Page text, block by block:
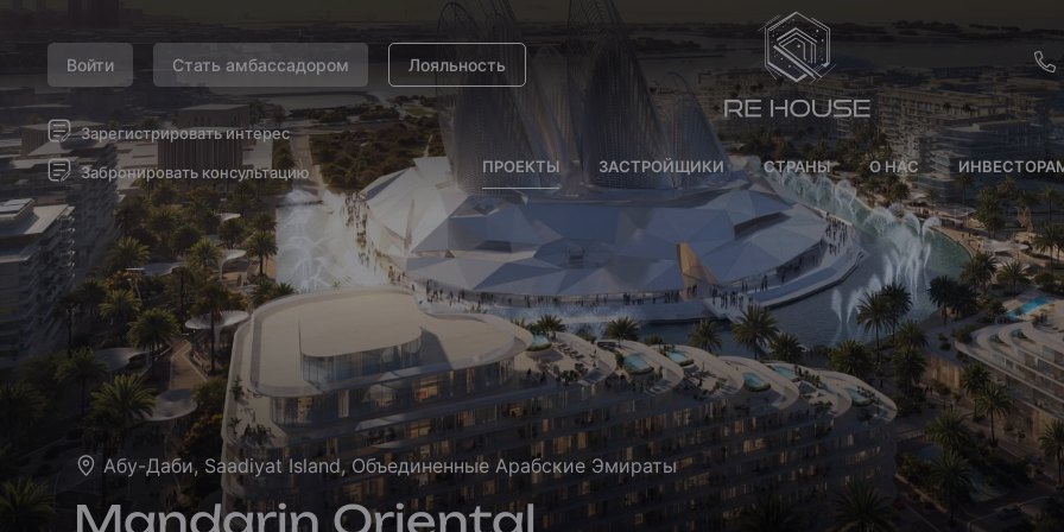
Войти Стать амбассадором Лояльность
EUR
CHF
SEK
BRL
SAR
Зарегистрировать интерес
Забронировать консультацию ПРОЕКТЫ ЗАСТРОЙЩИКИ СТРАНЫ О НАС
Абу-Даби, Saadiyat Island, Объединенные Арабские Эмираты
Mandarin Oriental